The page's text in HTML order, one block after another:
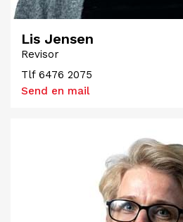
Lis Jensen
Revisor
Tlf 6476 2075
Send en mail